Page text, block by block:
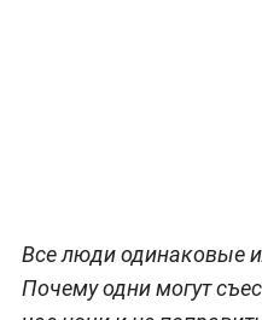
Все люди одинаковые
Почему одни могут